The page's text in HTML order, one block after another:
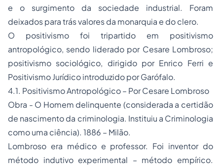
e o surgimento da sociedade industrial. Foram
deixados para trás valores da monarquia e do clero.
O positivismo foi tripartido em positivismo
antropológico, sendo liderado por Cesare Lombroso;
positivismo sociológico, dirigido por Enrico Ferri e
Positivismo Jurídico introduzido por Garófalo.
4.1. Positivismo Antropológico – Por Cesare Lombroso
Obra - O Homem delinquente (considerada a certidão
de nascimento da criminologia. Instituiu a Criminologia
como uma ciência). 1886 – Milão.
Lombroso era médico e professor. Foi inventor do
método indutivo experimental – método empírico.